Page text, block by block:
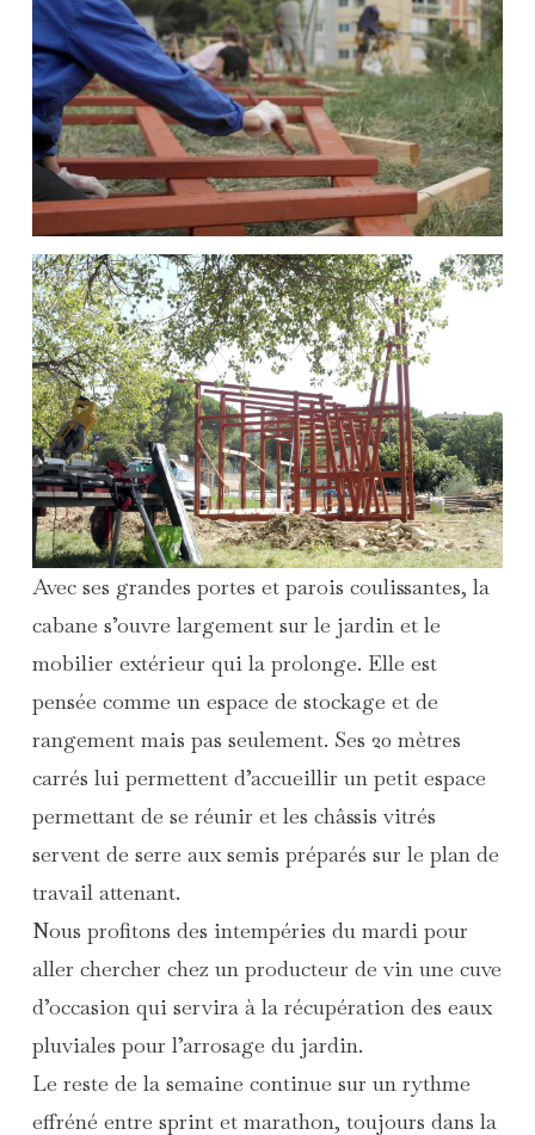
Avec ses grandes portes et parois coulissantes, la
cabane s’ouvre largement sur le jardin et le
mobilier extérieur qui la prolonge. Elle est
pensée comme un espace de stockage et de
rangement mais pas seulement. Ses 20 mètres
carrés lui permettent d’accueillir un petit espace
permettant de se réunir et les châssis vitrés
servent de serre aux semis préparés sur le plan de
travail attenant.
Nous profitons des intempéries du mardi pour
aller chercher chez un producteur de vin une cuve
d’occasion qui servira à la récupération des eaux
pluviales pour l’arrosage du jardin.
Le reste de la semaine continue sur un rythme
effréné entre sprint et marathon, toujours dans la